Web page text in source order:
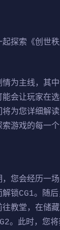
探索《创世
为主线，其
会让玩家在
为您详细解
游戏的每一个
您会经历一
锁CG1。随
教堂，在储
。此时，您将